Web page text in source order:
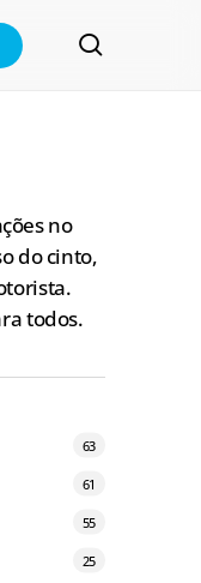
no
do cinto,
todos.
63
61
55
25